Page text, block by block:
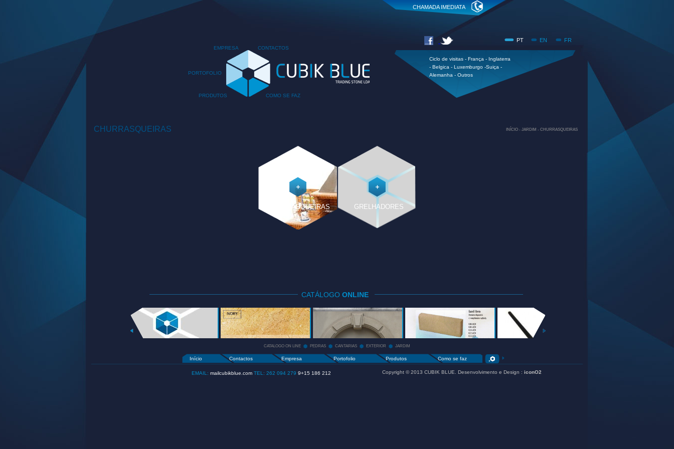
CHAMADA IMEDIATA
PT EN FR
CONTACTOS
EMPRESA
PORTOFOLIO
PRODUTOS COMO SE FAZ
Ciclo de visitas - França - Inglaterra
- Belgica - Luxemburgo -Suiça -
Alemanha - Outros
INÍCIO - JARDIM - CHURRASQUEIRAS
CHURRASQUEIRAS
CHURRASQUEIRAS GRELHADORES
CATÁLOGO ONLINE
CATALOGO
ON LINE
+
+
CANTARIAS
+
EXTERIOR
CATALOGO ON LINE PEDRAS CANTARIAS EXTERIOR JARDIM
Início Contactos Empresa Portofolio Produtos Como se faz
EMAIL: mailcubikblue.com TEL: 262 094 279 9+15 186 212 Copyright © 2013 CUBIK BLUE . Desenvolvimento e Design : iconO2